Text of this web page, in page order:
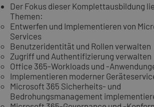
Der Fokus dieser Komplettausbildung
Themen:
Entwerfen und Implementieren von
Services
Benutzeridentität und Rollen verwalten
Zugriff und Authentifizierung verwalten
Office 365-Workloads und -
Implementieren moderner
Microsoft 365 Sicherheits- und
Bedrohungsmanagement